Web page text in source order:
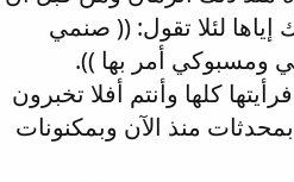
لئلا تقول: (( صنمي
ومسبوكي أمر بها )).
كلها وأنتم أفلا تخبرون
منذ الآن وبمكنونات